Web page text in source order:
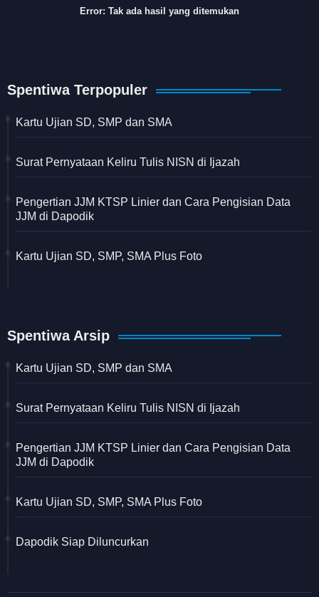
Error: Tak ada hasil yang ditemukan
Spentiwa Terpopuler
Kartu Ujian SD, SMP dan SMA
Surat Pernyataan Keliru Tulis NISN di Ijazah
Pengertian JJM KTSP Linier dan Cara Pengisian Data
JJM di Dapodik
Kartu Ujian SD, SMP, SMA Plus Foto
Spentiwa Arsip
Kartu Ujian SD, SMP dan SMA
Surat Pernyataan Keliru Tulis NISN di Ijazah
Pengertian JJM KTSP Linier dan Cara Pengisian Data
JJM di Dapodik
Kartu Ujian SD, SMP, SMA Plus Foto
Dapodik Siap Diluncurkan